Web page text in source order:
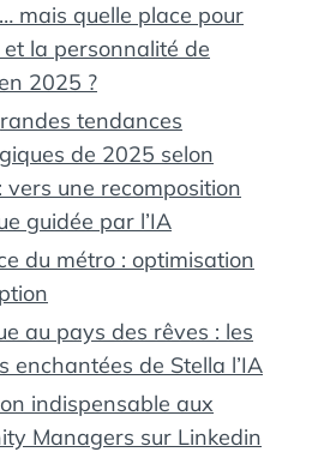
mais quelle place pour
et la personnalité de
2025 ?
tendances
de 2025 selon
vers une recomposition
guidée par l’IA
du métro : optimisation
au pays des rêves : les
enchantées de Stella l’IA
indispensable aux
Managers sur Linkedin